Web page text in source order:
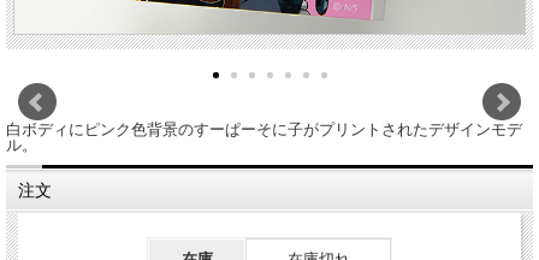
白ボディにピンク色背景のすーぱーそに子がプリントされたデザインモデ
ル。
注文